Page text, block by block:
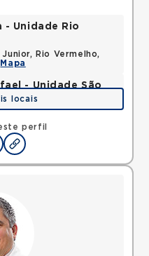
perfil
- Unidade Rio
Rio Vermelho,
Mapa
- Unidade São
Salvador, BA,
locais